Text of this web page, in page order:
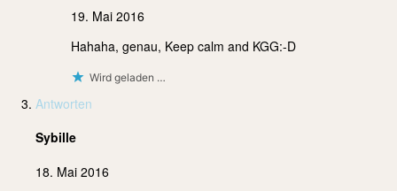
19. Mai 2016
Hahaha, genau, Keep calm and KGG:-D
Wird geladen …
Antworten
Sybille
18. Mai 2016